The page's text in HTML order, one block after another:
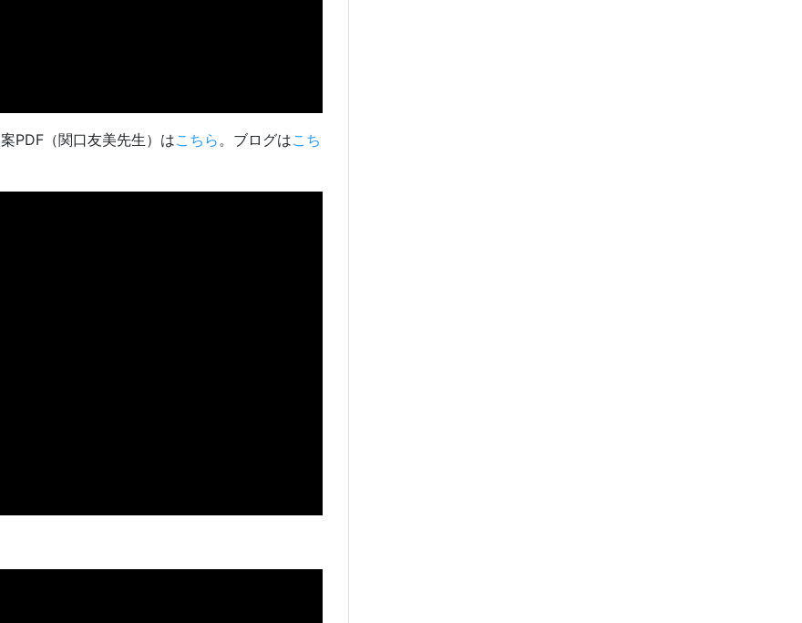
PDF（関口友美先生）はこちら 。ブログはこち